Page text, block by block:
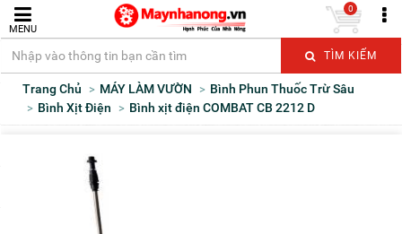
MENU
TÌM KIẾM
0
Trang Chủ MÁY LÀM VƯỜN
Bình Phun Thuốc Trừ Sâu
Bình Xịt Điện
Bình xịt điện COMBAT CB 2212 D